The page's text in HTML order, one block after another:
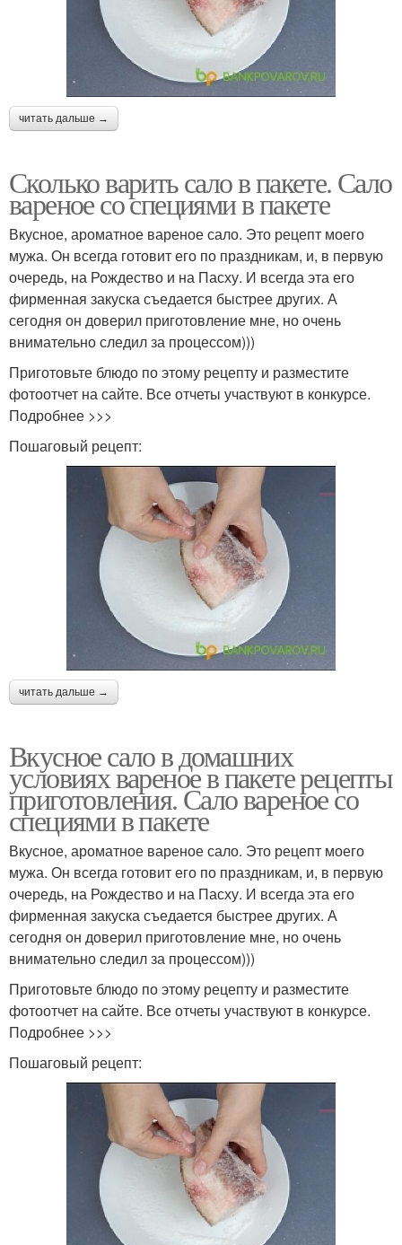
читать дальше →
Сколько варить сало в пакете. Сало
вареное со специями в пакете
Вкусное, ароматное вареное сало. Это рецепт моего
мужа. Он всегда готовит его по праздникам, и, в первую
очередь, на Рождество и на Пасху. И всегда эта его
фирменная закуска съедается быстрее других. А
сегодня он доверил приготовление мне, но очень
внимательно следил за процессом)))
Приготовьте блюдо по этому рецепту и разместите
фотоотчет на сайте. Все отчеты участвуют в конкурсе.
Подробнее >>>
Пошаговый рецепт:
читать дальше →
Вкусное сало в домашних
условиях вареное в пакете рецепты
приготовления. Сало вареное со
специями в пакете
Вкусное, ароматное вареное сало. Это рецепт моего
мужа. Он всегда готовит его по праздникам, и, в первую
очередь, на Рождество и на Пасху. И всегда эта его
фирменная закуска съедается быстрее других. А
сегодня он доверил приготовление мне, но очень
внимательно следил за процессом)))
Приготовьте блюдо по этому рецепту и разместите
фотоотчет на сайте. Все отчеты участвуют в конкурсе.
Подробнее >>>
Пошаговый рецепт: